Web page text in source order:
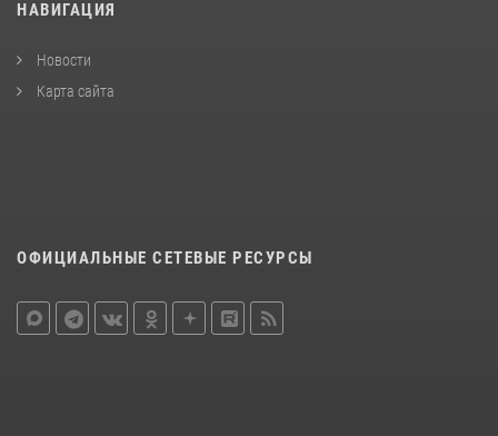
НАВИГАЦИЯ
Новости
Карта сайта
ОФИЦИАЛЬНЫЕ СЕТЕВЫЕ РЕСУРСЫ